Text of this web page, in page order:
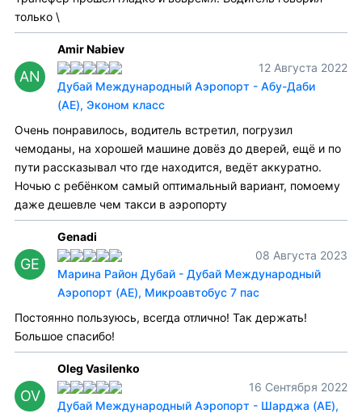
только \
AN
Amir Nabiev
12 Августа 2022
Дубай Международный Аэропорт - Абу-Даби
(AE), Эконом класс
Очень понравилось, водитель встретил, погрузил
чемоданы, на хорошей машине довёз до дверей, ещё и по
пути рассказывал что где находится, ведёт аккуратно.
Ночью с ребёнком самый оптимальный вариант, помоему
даже дешевле чем такси в аэропорту
GE
Genadi
08 Августа 2023
Марина Район Дубай - Дубай Международный
Аэропорт (AE), Микроавтобус 7 пас
Постоянно пользуюсь, всегда отлично! Так держать!
Большое спасибо!
OV
Oleg Vasilenko
16 Сентября 2022
Дубай Международный Аэропорт - Шарджа (AE),